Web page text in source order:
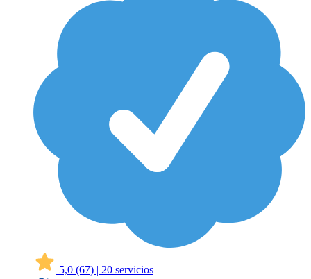
5,0 (67) | 20 servicios